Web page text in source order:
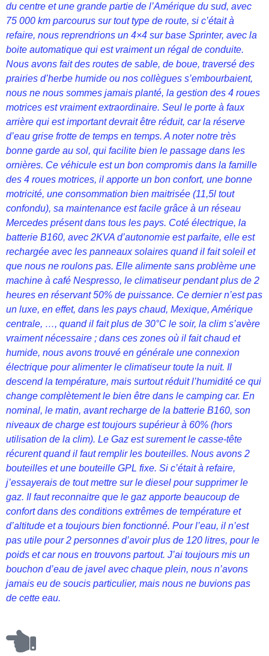
du centre et une grande partie de l’Amérique du sud, avec
75 000 km parcourus sur tout type de route, si c’était à
refaire, nous reprendrions un 4×4 sur base Sprinter, avec la
boite automatique qui est vraiment un régal de conduite.
Nous avons fait des routes de sable, de boue, traversé des
prairies d’herbe humide ou nos collègues s’embourbaient,
nous ne nous sommes jamais planté, la gestion des 4 roues
motrices est vraiment extraordinaire. Seul le porte à faux
arrière qui est important devrait être réduit, car la réserve
d’eau grise frotte de temps en temps. A noter notre très
bonne garde au sol, qui facilite bien le passage dans les
ornières. Ce véhicule est un bon compromis dans la famille
des 4 roues motrices, il apporte un bon confort, une bonne
motricité, une consommation bien maitrisée (11,5l tout
confondu), sa maintenance est facile grâce à un réseau
Mercedes présent dans tous les pays. Coté électrique, la
batterie B160, avec 2KVA d’autonomie est parfaite, elle est
rechargée avec les panneaux solaires quand il fait soleil et
que nous ne roulons pas. Elle alimente sans problème une
machine à café Nespresso, le climatiseur pendant plus de 2
heures en réservant 50% de puissance. Ce dernier n’est pas
un luxe, en effet, dans les pays chaud, Mexique, Amérique
centrale, …, quand il fait plus de 30°C le soir, la clim s’avère
vraiment nécessaire ; dans ces zones où il fait chaud et
humide, nous avons trouvé en générale une connexion
électrique pour alimenter le climatiseur toute la nuit. Il
descend la température, mais surtout réduit l’humidité ce qui
change complètement le bien être dans le camping car. En
nominal, le matin, avant recharge de la batterie B160, son
niveaux de charge est toujours supérieur à 60% (hors
utilisation de la clim). Le Gaz est surement le casse-tête
récurent quand il faut remplir les bouteilles. Nous avons 2
bouteilles et une bouteille GPL fixe. Si c’était à refaire,
j’essayerais de tout mettre sur le diesel pour supprimer le
gaz. Il faut reconnaitre que le gaz apporte beaucoup de
confort dans des conditions extrêmes de température et
d’altitude et a toujours bien fonctionné. Pour l’eau, il n’est
pas utile pour 2 personnes d’avoir plus de 120 litres, pour le
poids et car nous en trouvons partout. J’ai toujours mis un
bouchon d’eau de javel avec chaque plein, nous n’avons
jamais eu de soucis particulier, mais nous ne buvions pas
de cette eau.